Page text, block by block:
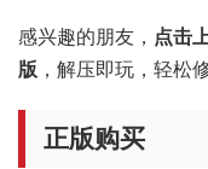
感兴趣的朋友， 点击
版 ，解压即玩，轻松
正版购买